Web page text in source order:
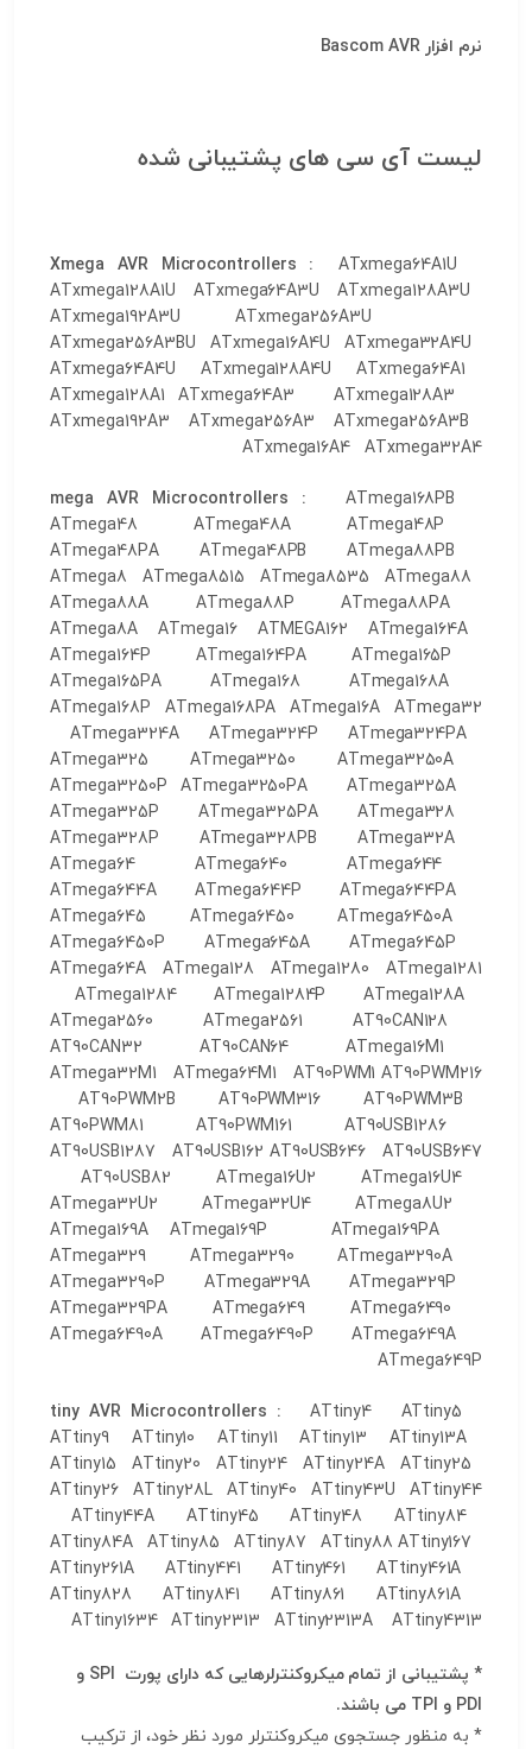
نرم افزار Bascom AVR
لیست آی سی های پشتیبانی شده
Xmega AVR Microcontrollers : ATxmega64A1U
ATxmega128A1U ATxmega64A3U ATxmega128A3U
ATxmega192A3U ATxmega256A3U
ATxmega256A3BU ATxmega16A4U ATxmega32A4U
ATxmega64A4U ATxmega128A4U ATxmega64A1
ATxmega128A1 ATxmega64A3 ATxmega128A3
ATxmega192A3 ATxmega256A3 ATxmega256A3B
ATxmega16A4 ATxmega32A4
mega AVR Microcontrollers : ATmega168PB
ATmega48 ATmega48A ATmega48P
ATmega48PA ATmega48PB ATmega88PB
ATmega8 ATmega8515 ATmega8535 ATmega88
ATmega88A ATmega88P ATmega88PA
ATmega8A ATmega16 ATMEGA162 ATmega164A
ATmega164P ATmega164PA ATmega165P
ATmega165PA ATmega168 ATmega168A
ATmega168P ATmega168PA ATmega16A ATmega32
ATmega324A ATmega324P ATmega324PA
ATmega325 ATmega3250 ATmega3250A
ATmega3250P ATmega3250PA ATmega325A
ATmega325P ATmega325PA ATmega328
ATmega328P ATmega328PB ATmega32A
ATmega64 ATmega640 ATmega644
ATmega644A ATmega644P ATmega644PA
ATmega645 ATmega6450 ATmega6450A
ATmega6450P ATmega645A ATmega645P
ATmega64A ATmega128 ATmega1280 ATmega1281
ATmega1284 ATmega1284P ATmega128A
ATmega2560 ATmega2561 AT90CAN128
AT90CAN32 AT90CAN64 ATmega16M1
ATmega32M1 ATmega64M1 AT90PWM1 AT90PWM216
AT90PWM2B AT90PWM316 AT90PWM3B
AT90PWM81 AT90PWM161 AT90USB1286
AT90USB1287 AT90USB162 AT90USB646 AT90USB647
AT90USB82 ATmega16U2 ATmega16U4
ATmega32U2 ATmega32U4 ATmega8U2
ATmega169A ATmega169P ATmega169PA
ATmega329 ATmega3290 ATmega3290A
ATmega3290P ATmega329A ATmega329P
ATmega329PA ATmega649 ATmega6490
ATmega6490A ATmega6490P ATmega649A
ATmega649P
tiny AVR Microcontrollers : ATtiny4 ATtiny5
ATtiny9 ATtiny10 ATtiny11 ATtiny13 ATtiny13A
ATtiny15 ATtiny20 ATtiny24 ATtiny24A ATtiny25
ATtiny26 ATtiny28L ATtiny40 ATtiny43U ATtiny44
ATtiny44A ATtiny45 ATtiny48 ATtiny84
ATtiny84A ATtiny85 ATtiny87 ATtiny88 ATtiny167
ATtiny261A ATtiny441 ATtiny461 ATtiny461A
ATtiny828 ATtiny841 ATtiny861 ATtiny861A
ATtiny1634 ATtiny2313 ATtiny2313A ATtiny4313
* پشتیبانی از تمام میکروکنترلرهایی که دارای پورت SPI و
PDI و TPI می باشند.
* به منظور جستجوی میکروکنترلر مورد نظر خود، از ترکیب